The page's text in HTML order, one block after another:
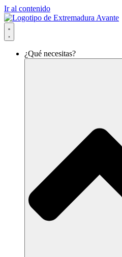
Ir al contenido
¿Qué necesitas?